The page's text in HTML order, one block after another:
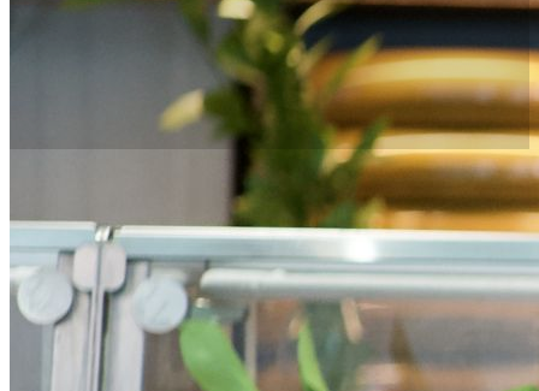
Pakiet rodzinny Nobu
Pakiet rodzinny Nobu został opracowany z myślą o
wygodzie rodziców i większej przestrzeni podczas
pobytu. Oferta ta obejmuje:
Luksusowy pobyt w 2 pokojach z 50% zniżką
na drugi pokój dla dzieci w wieku do 18 lat
Codzienne śniadanie w Nobu Warsaw dla
wszystkich gości